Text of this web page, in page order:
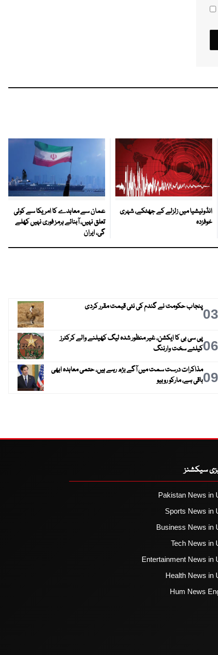
انڈونیشیا میں زلزلے کے جھٹکے، شہری
خوفزدہ
عمان سے معاہدے کا امریکا سے کوئی
تعلق نہیں، آبنائے ہرمز فوری نہیں کھلے
گی، ایران
03پنجاب حکومت نے گندم کی نئی قیمت مقرر کردی
06پی سی بی کا ایکشن، غیر منظور شدہ لیگ کھیلنے والے کرکٹرز
کیلئے سخت وارننگ
09مذاکرات درست سمت میں آگے بڑھ رہے ہیں، حتمی معاہدہ ابھی
باقی ہے، مارکو روبیو
سیکشنز
Pakistan News in
Sports News in
Business News in
Tech News in
Entertainment News in
Health News in
Hum News